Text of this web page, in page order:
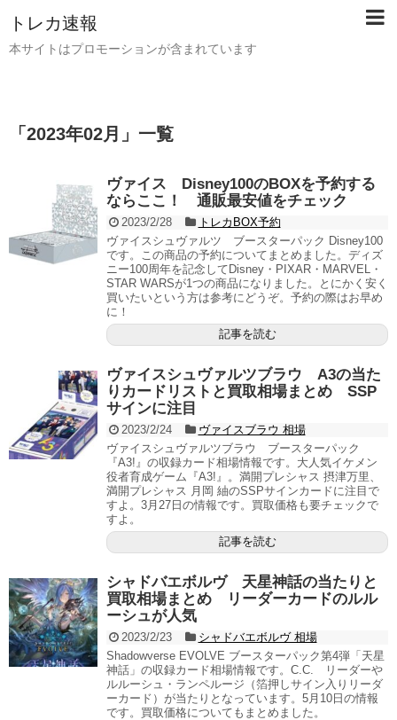
トレカ速報
本サイトはプロモーションが含まれています
「 2023年02月 」 一覧
ヴァイス Disney100のBOXを予約する
ならここ！ 通販最安値をチェック
2023/2/28
トレカBOX予約
ヴァイスシュヴァルツ ブースターパック Disney100
です。この商品の予約についてまとめました。ディズ
ニー100周年を記念してDisney・PIXAR・MARVEL・
STAR WARSが1つの商品になりました。とにかく安く
買いたいという方は参考にどうぞ。予約の際はお早め
に！
記事を読む
ヴァイスシュヴァルツブラウ A3の当た
りカードリストと買取相場まとめ SSP
サインに注目
2023/2/24
ヴァイスブラウ 相場
ヴァイスシュヴァルツブラウ ブースターパック
『A3!』の収録カード相場情報です。大人気イケメン
役者育成ゲーム『A3!』。満開プレシャス 摂津万里、
満開プレシャス 月岡 紬のSSPサインカードに注目で
すよ。3月27日の情報です。買取価格も要チェックで
すよ。
記事を読む
シャドバエボルヴ 天星神話の当たりと
買取相場まとめ リーダーカードのルル
ーシュが人気
2023/2/23
シャドバエボルヴ 相場
Shadowverse EVOLVE ブースターパック第4弾「天星
神話」の収録カード相場情報です。C.C. リーダーや
ルルーシュ・ランペルージ（箔押しサイン入りリーダ
ーカード）が当たりとなっています。5月10日の情報
です。買取価格についてもまとめました。